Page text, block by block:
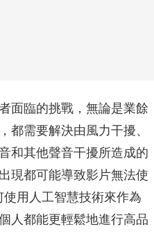
面臨的挑戰，無論是業餘
都需要解決由風力干擾、
和其他聲音干擾所造成的
現都可能導致影片無法使
用人工智慧技術來作為
人都能更輕鬆地進行高品